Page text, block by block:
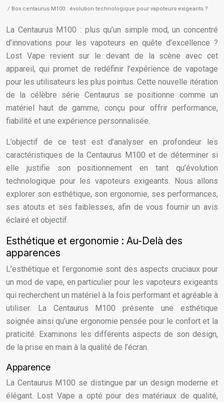
/ Box centaurus M100 : évolution technologique pour vapoteurs exigeants ?
La Centaurus M100 : plus qu’un simple mod, un concentré
d’innovations pour les vapoteurs en quête d’excellence ?
Lost Vape revient sur le devant de la scène avec cet
appareil, qui promet de redéfinir l’expérience de vapotage
pour les utilisateurs les plus pointus. Cette nouvelle itération
de la célèbre série Centaurus se positionne comme un
matériel haut de gamme, conçu pour offrir performance,
fiabilité et une expérience personnalisée.
L’objectif de ce test est d’analyser en profondeur les
caractéristiques de la Centaurus M100 et de déterminer si
elle justifie son positionnement en tant qu’évolution
technologique pour les vapoteurs exigeants. Nous allons
explorer son esthétique, son ergonomie, ses performances,
ses atouts et ses faiblesses, afin de vous fournir un avis
éclairé et objectif.
Esthétique et ergonomie : Au-Delà des
apparences
L’esthétique et l’ergonomie sont des aspects cruciaux pour
un mod de vape, en particulier pour les vapoteurs exigeants
qui recherchent un matériel à la fois performant et agréable à
utiliser. La Centaurus M100 présente une esthétique
soignée ainsi qu’une ergonomie pensée pour le confort et la
praticité. Examinons les différents aspects de son design,
de la prise en main à la qualité de l’écran.
Apparence
La Centaurus M100 se distingue par un design moderne et
élégant. Lost Vape a opté pour des matériaux de qualité,